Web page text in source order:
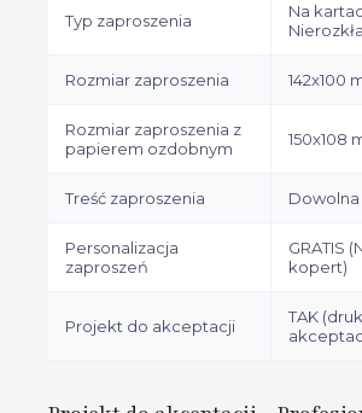
Typ zaproszenia
Na
Rozmiar zaproszenia 142x100
Rozmiar zaproszenia z
papierem ozdobnym
150x108
Treść zaproszenia Dowolna
Personalizacja
zaproszeń
GRATIS
kopert)
Projekt do akceptacji
TAK